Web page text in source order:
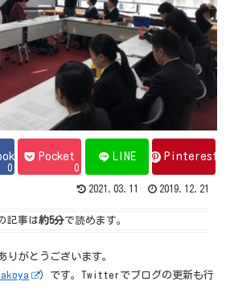
0
Pocket
0
LINE Pinterest
2021.03.11 2019.12.21
記事は約5分で読めます。
りがとうございます。
）です。Twitterでブログの更新も行